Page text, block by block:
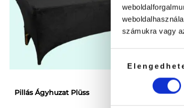
számukra vagy
kiválasztása
Pillás Ágyhuzat Plüss